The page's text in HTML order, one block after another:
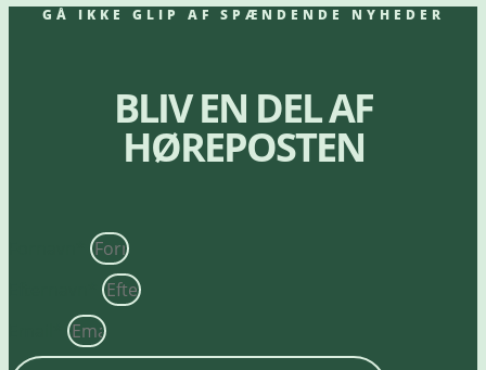
GÅ IKKE GLIP AF SPÆNDENDE NYHEDER
BLIV EN DEL AF
HØREPOSTEN